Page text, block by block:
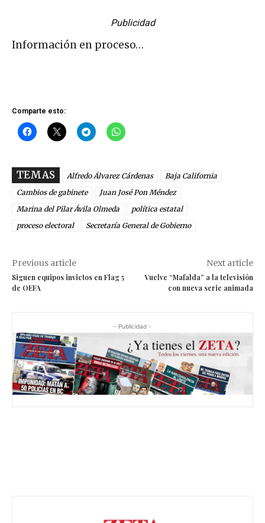
Publicidad
Información en proceso…
Comparte esto:
TEMAS Alfredo Álvarez Cárdenas
Baja California
Cambios de gabinete
Juan José Pon Méndez
Marina del Pilar Ávila Olmeda
política estatal
proceso electoral
Secretaría General de Gobierno
Previous article
Siguen equipos invictos en Flag 5
de OEFA
Next article
Vuelve “Mafalda” a la televisión
con nueva serie animada
- Publicidad -